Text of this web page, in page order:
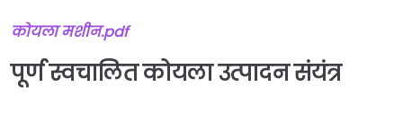
कोयलामशीन.pdf
पूर्ण स्वचालित कोयला उत्पादन संयंत्र